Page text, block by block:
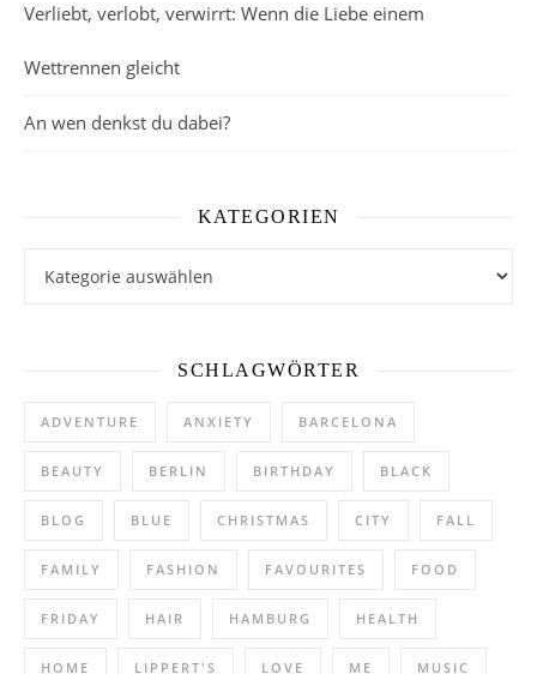
Verliebt, verlobt, verwirrt: Wenn die Liebe einem
Wettrennen gleicht
An wen denkst du dabei?
KATEGORIEN
SCHLAGWÖRTER
ADVENTURE ANXIETY BARCELONA
BEAUTY BERLIN BIRTHDAY BLACK
BLOG BLUE CHRISTMAS CITY FALL
FAMILY FASHION FAVOURITES FOOD
FRIDAY HAIR HAMBURG HEALTH
HOME LIPPERT'S LOVE ME MUSIC